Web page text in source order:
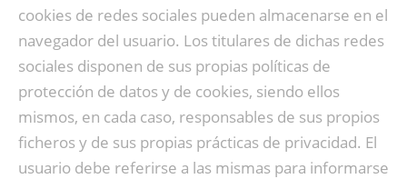
cookies de redes sociales pueden almacenarse en el
navegador del usuario. Los titulares de dichas redes
sociales disponen de sus propias políticas de
protección de datos y de cookies, siendo ellos
mismos, en cada caso, responsables de sus propios
ficheros y de sus propias prácticas de privacidad. El
usuario debe referirse a las mismas para informarse